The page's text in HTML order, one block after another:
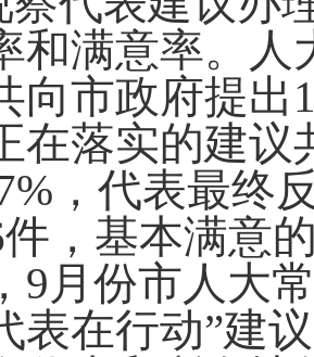
和满意率。人
向市政府提
在落实的建议
，代表最终
件，基本满意
9月份市人大
表在行动”建